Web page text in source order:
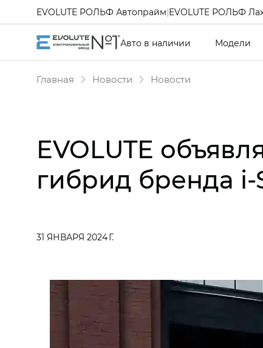
EVOLUTE РОЛЬФ Автопрайм|EVOLUTE РОЛЬФ
Авто в наличии Модели
Главная Новости Новости
EVOLUTE
гибрид бренда
31 ЯНВАРЯ 2024 Г.